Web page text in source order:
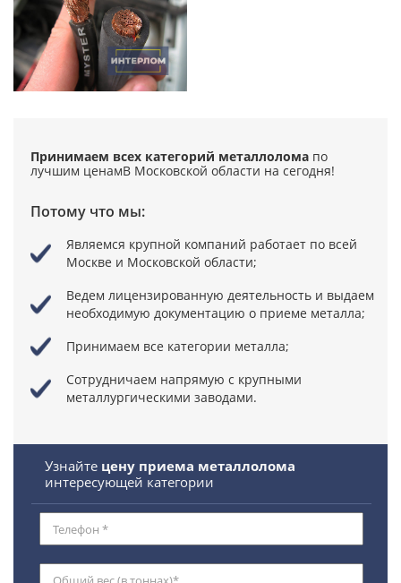
Принимаем всех категорий металлолома по
лучшим ценамВ Московской области на сегодня!
Потому что мы:
Являемся крупной компаний работает по всей
Москве и Московской области;
Ведем лицензированную деятельность и выдаем
необходимую документацию о приеме металла;
Принимаем все категории металла;
Сотрудничаем напрямую с крупными
металлургическими заводами.
Узнайте цену приема металлолома
интересующей категории